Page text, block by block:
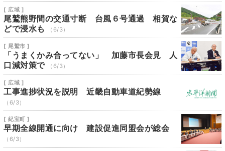
[ 広域 ]
尾鷲熊野間の交通寸断 台風６号通過 相賀な
どで浸水も
（6/3）
[ 尾鷲市 ]
「うまくかみ合ってない」 加藤市長会見 人
口減対策で
（6/3）
[ 広域 ]
工事進捗状況を説明 近畿自動車道紀勢線
（6/3）
[ 紀宝町 ]
早期全線開通に向け 建設促進同盟会が総会
（6/3）